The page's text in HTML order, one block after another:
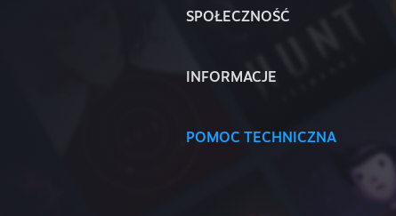
SPOŁECZNOŚĆ
INFORMACJE
POMOC TECHNICZNA